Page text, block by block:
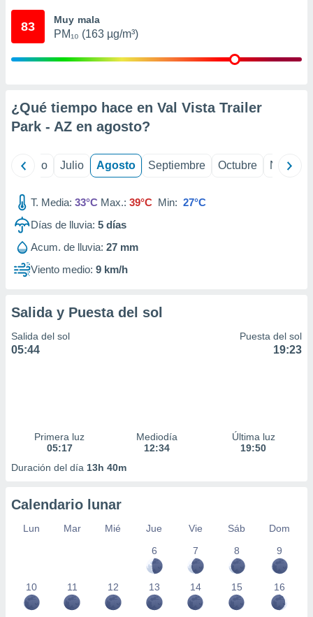
mediante
publicidad
1199
83 Muy mala
PM₁₀ (163 µg/m³)
¿Qué tiempo hace en Val Vista Trailer
Park - AZ en agosto?
Junio Julio Agosto Septiembre Octubre
T. Media: 33°C Max.: 39°C Min: 27°C
Días de lluvia: 5 días
Acum. de lluvia: 27 mm
Viento medio: 9 km/h
Salida y Puesta del sol
Salida del sol
05:44
Puesta del sol
19:23
Primera luz
05:17
Mediodía
12:34
Última luz
19:50
Duración del día 13h 40m
Calendario lunar
Lun Mar Mié Jue Vie Sáb
Dom
6
7 8 9
10 11 12 13 14 15 16